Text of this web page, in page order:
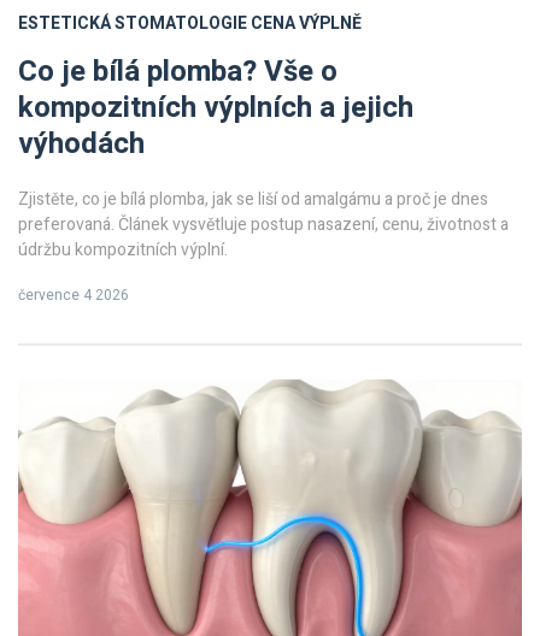
ESTETICKÁ STOMATOLOGIECENA VÝPLNĚ
Co je bílá plomba? Vše o
kompozitních výplních a jejich
výhodách
Zjistěte, co je bílá plomba, jak se liší od amalgámu a proč je dnes
preferovaná. Článek vysvětluje postup nasazení, cenu, životnost a
údržbu kompozitních výplní.
července 4 2026